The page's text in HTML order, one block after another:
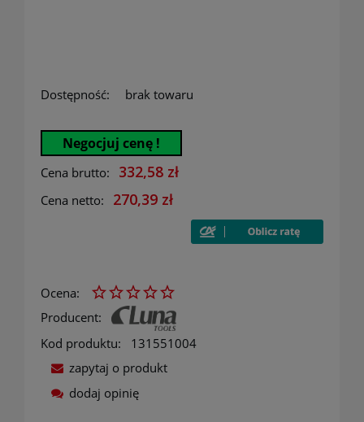
Dostępność: brak towaru
Negocjuj cenę !
Cena brutto: 332,58 zł
Cena netto: 270,39 zł
Ocena:
Producent:
Kod produktu:
131551004
zapytaj o produkt
dodaj opinię